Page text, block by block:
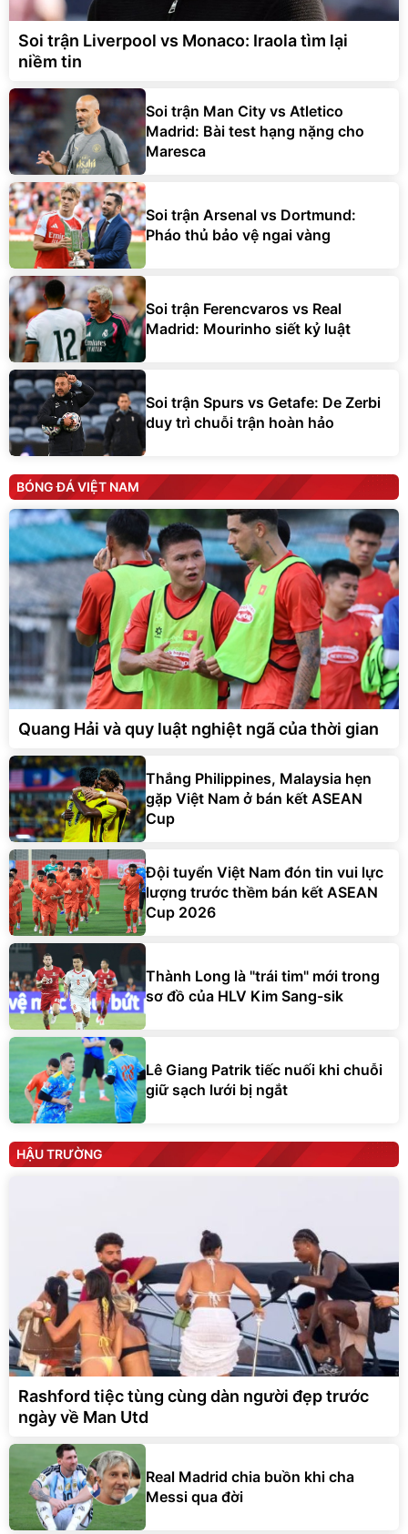
Soi trận Liverpool vs Monaco: Iraola tìm lại
niềm tin
Soi trận Man City vs Atletico
Madrid: Bài test hạng nặng cho
Maresca
Soi trận Arsenal vs Dortmund:
Pháo thủ bảo vệ ngai vàng
Soi trận Ferencvaros vs Real
Madrid: Mourinho siết kỷ luật
Soi trận Spurs vs Getafe: De Zerbi
duy trì chuỗi trận hoàn hảo
BÓNG ĐÁ VIỆT NAM
Quang Hải và quy luật nghiệt ngã của thời gian
Thắng Philippines, Malaysia hẹn
gặp Việt Nam ở bán kết ASEAN
Cup
Đội tuyển Việt Nam đón tin vui lực
lượng trước thềm bán kết ASEAN
Cup 2026
Thành Long là "trái tim" mới trong
sơ đồ của HLV Kim Sang-sik
Lê Giang Patrik tiếc nuối khi chuỗi
giữ sạch lưới bị ngắt
HẬU TRƯỜNG
Rashford tiệc tùng cùng dàn người đẹp trước
ngày về Man Utd
Real Madrid chia buồn khi cha
Messi qua đời